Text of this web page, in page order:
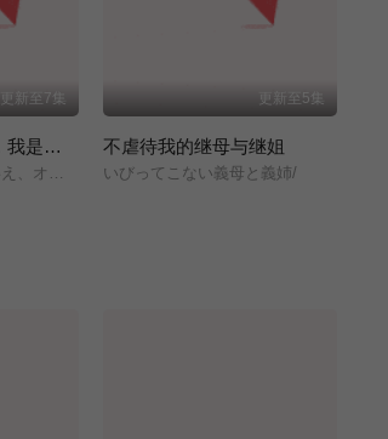
更新至7集
女主角？圣女？不，我是杂役女仆（自豪）！
更新至5集
不虐待我的继母与继姐
いびってこない義母と義姉/